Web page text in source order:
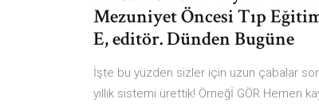
Mezuniyet Öncesi Tıp
E, editör. Dünden Bugüne
İşte bu yüzden sizler için uzun çabalar
yıllık sistemi ürettik! Örneğİ GÖR Hemen